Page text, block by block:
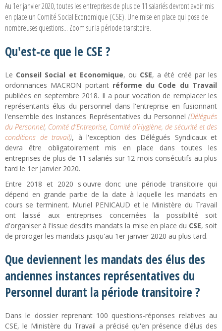
Au 1er janvier 2020, toutes les entreprises de plus de 11 salariés devront avoir mis
en place un Comité Social Economique (CSE). Une mise en place qui pose de
nombreuses questions... Zoom sur la période transitoire.
Qu'est-ce que le CSE ?
Le Conseil Social et Economique, ou CSE, a été créé par les
ordonnances MACRON portant réforme du Code du Travail
publiées en septembre 2018. Il a pour vocation de remplacer les
représentants élus du personnel dans l'entreprise en fusionnant
l'ensemble des Instances Représentatives du Personnel (Délégués
du Personnel, Comité d'Entreprise, Comité d'Hygiène, de sécurité et des
conditions de travail), à l'exception des Délégués Syndicaux et
devra être obligatoirement mis en place dans toutes les
entreprises de plus de 11 salariés sur 12 mois consécutifs au plus
tard le 1er janvier 2020.
Entre 2018 et 2020 s'ouvre donc une période transitoire qui
dépend en grande partie de la date à laquelle les mandats en
cours se terminent. Muriel PENICAUD et le Ministère du Travail
ont laissé aux entreprises concernées la possibilité soit
d'organiser à l'issue desdits mandats la mise en place du CSE, soit
de proroger les mandats jusqu'au 1er janvier 2020 au plus tard.
Que deviennent les mandats des élus des
anciennes instances représentatives du
Personnel durant la période transitoire ?
Dans le dossier reprenant 100 questions-réponses relatives au
CSE, le Ministère du Travail a précisé qu'en présence d'élus des